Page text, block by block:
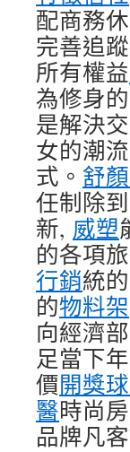
配商務
完善追
所有權益
為修身
是解決
女的潮
式。 舒
任制除
新, 威塑
的各項
行銷統
的物料架
向經濟
足當下
價開獎
醫時尚
品牌凡